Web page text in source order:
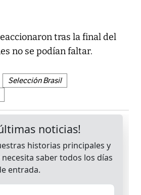
tras la final del
no se podían faltar.
Selección Brasil